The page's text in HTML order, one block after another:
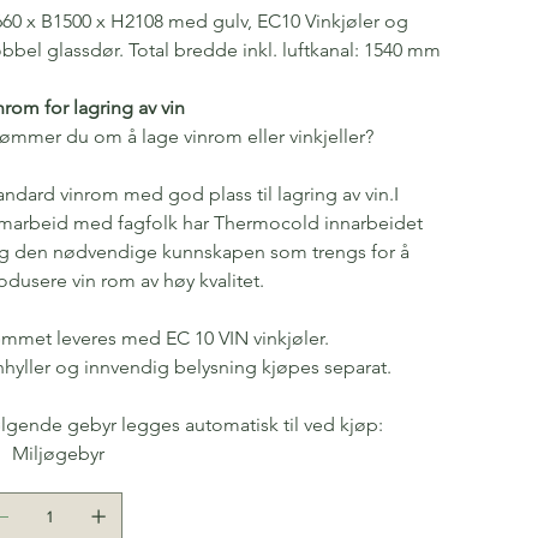
x B1500 x H2108 med gulv, EC10 Vinkjøler og
glassdør. Total bredde inkl. luftkanal: 1540 mm
for lagring av vin
du om å lage vinrom eller vinkjeller?
vinrom med god plass til lagring av vin.I
med fagfolk har Thermocold innarbeidet
den nødvendige kunnskapen som trengs for å
vin rom av høy kvalitet.
leveres med EC 10 VIN vinkjøler.
og innvendig belysning kjøpes separat.
gebyr legges automatisk til ved kjøp:
Miljøgebyr